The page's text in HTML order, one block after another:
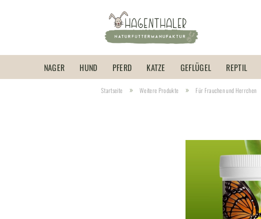
NAGER HUND PFERD KATZE GEFLÜGEL REPTIL
Startseite » Weitere Produkte » Für Frauchen und Herrchen